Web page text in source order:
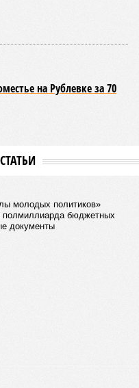
Собянин на
строить и развивать,
сломать то, что
потом будет это
области.
столица
вода есть, только её
использовать не
пахнет протухшими
стало критическое
Туре, питающей
не природный
воду прозвучали
того чтобы признать
сделать вид, что
заявившего, что